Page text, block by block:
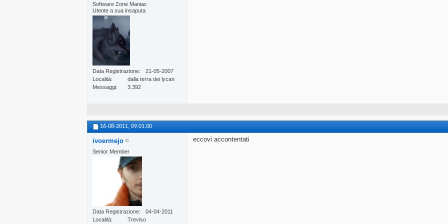
Software Zone Maniac
Utente a sua insaputa
Data Registrazione
21-05-2007
Località
dalla terra dei lycan
Messaggi
3.392
16-08-2011, 09.01.00
ivoermejo
Senior Member
Data Registrazione
04-04-2011
Località
Treviso
eccovi accontentati